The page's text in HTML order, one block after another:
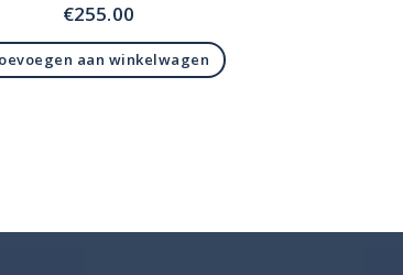
€255.00
aan winkelwagen